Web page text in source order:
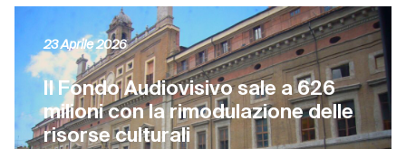
Il Fondo Audiovisivo sale a 626
milioni con la rimodulazione delle
risorse culturali
23 Aprile 2026